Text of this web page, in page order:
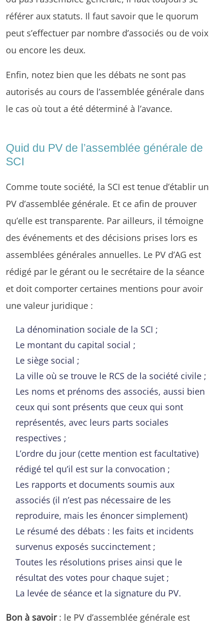
référer aux statuts. Il faut savoir que le quorum
peut s’effectuer par nombre d’associés ou de voix
ou encore les deux.
Enfin, notez bien que les débats ne sont pas
autorisés au cours de l’assemblée générale dans
le cas où tout a été déterminé à l’avance.
Quid du PV de l’assemblée générale de
SCI
Comme toute société, la SCI est tenue d’établir un
PV d’assemblée générale. Et ce afin de prouver
qu’elle est transparente. Par ailleurs, il témoigne
des événements et des décisions prises lors es
assemblées générales annuelles. Le PV d’AG est
rédigé par le gérant ou le secrétaire de la séance
et doit comporter certaines mentions pour avoir
une valeur juridique :
La dénomination sociale de la SCI ;
Le montant du capital social ;
Le siège social ;
La ville où se trouve le RCS de la société civile ;
Les noms et prénoms des associés, aussi bien
ceux qui sont présents que ceux qui sont
représentés, avec leurs parts sociales
respectives ;
L’ordre du jour (cette mention est facultative)
rédigé tel qu’il est sur la convocation ;
Les rapports et documents soumis aux
associés (il n’est pas nécessaire de les
reproduire, mais les énoncer simplement)
Le résumé des débats : les faits et incidents
survenus exposés succinctement ;
Toutes les résolutions prises ainsi que le
résultat des votes pour chaque sujet ;
La levée de séance et la signature du PV.
Bon à savoir: le PV d’assemblée générale est